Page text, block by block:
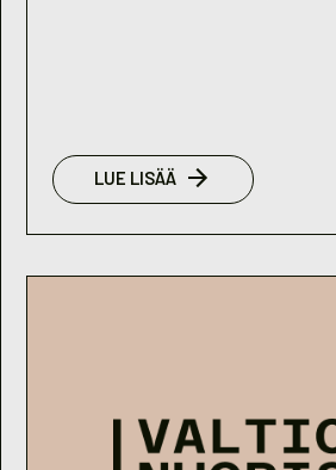
LUE LISÄÄ:
NUORISOBAROMETRI